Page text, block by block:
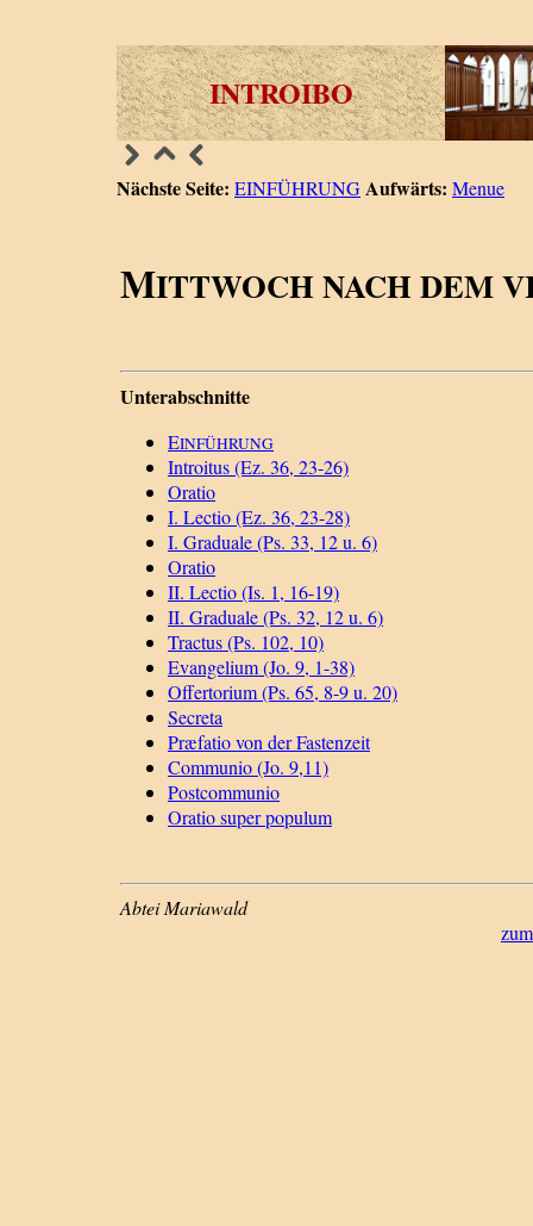
INTROIBO
Nächste Seite: EINFÜHRUNGAufwärts: Menue
MITTWOCH NACH DEM
Unterabschnitte
EINFÜHRUNG
Introitus (Ez. 36, 23-26)
Oratio
I. Lectio (Ez. 36, 23-28)
I. Graduale (Ps. 33, 12 u. 6)
Oratio
II. Lectio (Is. 1, 16-19)
II. Graduale (Ps. 32, 12 u. 6)
Tractus (Ps. 102, 10)
Evangelium (Jo. 9, 1-38)
Offertorium (Ps. 65, 8-9 u. 20)
Secreta
Præfatio von der Fastenzeit
Communio (Jo. 9,11)
Postcommunio
Oratio super populum
Abtei Mariawald